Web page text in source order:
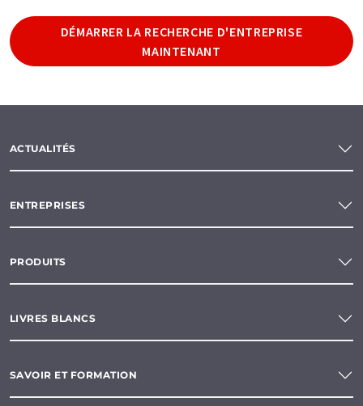
DÉMARRER LA RECHERCHE D'ENTREPRISE
MAINTENANT
ACTUALITÉS
ENTREPRISES
PRODUITS
LIVRES BLANCS
SAVOIR ET FORMATION